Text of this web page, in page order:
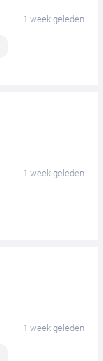
1 week geleden
1 week geleden
1 week geleden